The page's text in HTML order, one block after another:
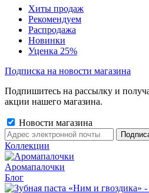
Хиты продаж
Рекомендуем
Распродажа
Новинки
Уценка 25%
Подписка на новости магазина
Подпишитесь на рассылку и
акции нашего магазина.
Новости магазина
Коллекции
Аромапалочки
Блог